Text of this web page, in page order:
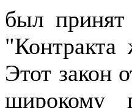
был
"Контракта
Этот закон
широкому